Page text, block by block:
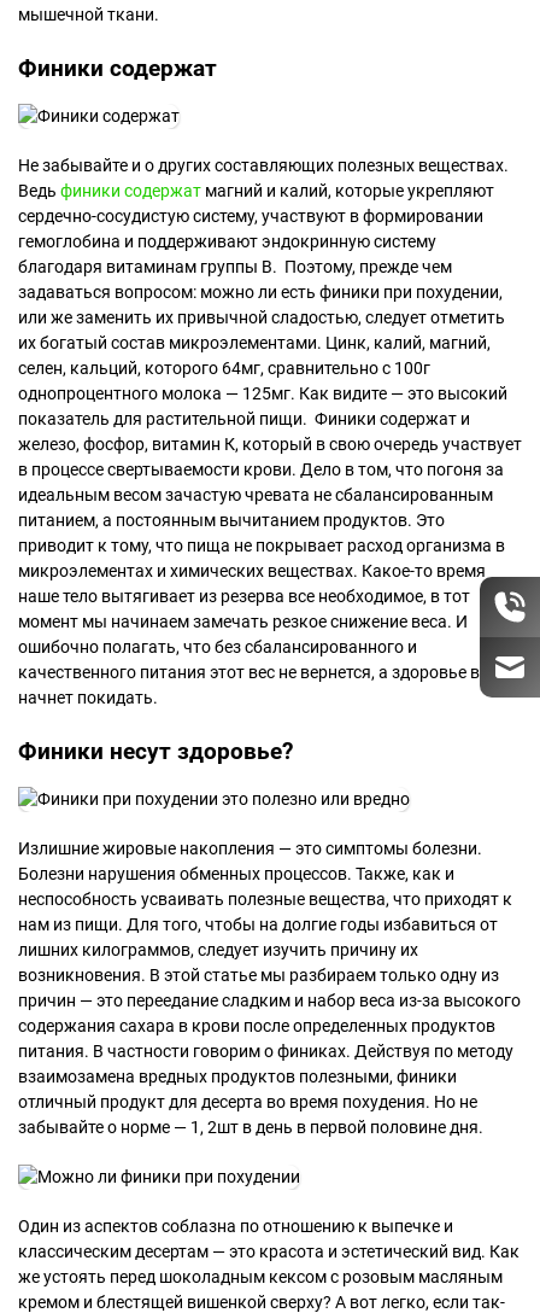
мышечной ткани.
Финики содержат
Не забывайте и о других составляющих полезных веществах.
Ведь финики содержат магний и калий, которые укрепляют
сердечно-сосудистую систему, участвуют в формировании
гемоглобина и поддерживают эндокринную систему
благодаря витаминам группы В. Поэтому, прежде чем
задаваться вопросом: можно ли есть финики при похудении,
или же заменить их привычной сладостью, следует отметить
их богатый состав микроэлементами. Цинк, калий, магний,
селен, кальций, которого 64мг, сравнительно с 100г
однопроцентного молока — 125мг. Как видите — это высокий
показатель для растительной пищи. Финики содержат и
железо, фосфор, витамин К, который в свою очередь участвует
в процессе свертываемости крови. Дело в том, что погоня за
идеальным весом зачастую чревата не сбалансированным
питанием, а постоянным вычитанием продуктов. Это
приводит к тому, что пища не покрывает расход организма в
микроэлементах и химических веществах. Какое-то время
наше тело вытягивает из резерва все необходимое, в тот
момент мы начинаем замечать резкое снижение веса. И
ошибочно полагать, что без сбалансированного и
качественного питания этот вес не вернется, а здоровье вас не
начнет покидать.
Финики несут здоровье?
Излишние жировые накопления — это симптомы болезни.
Болезни нарушения обменных процессов. Также, как и
неспособность усваивать полезные вещества, что приходят к
нам из пищи. Для того, чтобы на долгие годы избавиться от
лишних килограммов, следует изучить причину их
возникновения. В этой статье мы разбираем только одну из
причин — это переедание сладким и набор веса из-за высокого
содержания сахара в крови после определенных продуктов
питания. В частности говорим о финиках. Действуя по методу
взаимозамена вредных продуктов полезными, финики
отличный продукт для десерта во время похудения. Но не
забывайте о норме — 1, 2шт в день в первой половине дня.
Один из аспектов соблазна по отношению к выпечке и
классическим десертам — это красота и эстетический вид. Как
же устоять перед шоколадным кексом с розовым масляным
кремом и блестящей вишенкой сверху? А вот легко, если так-